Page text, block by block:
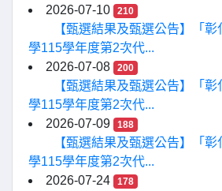
2026-07-10
210
【甄選結果及甄選公告】「
學115學年度第2次代...
2026-07-08
200
【甄選結果及甄選公告】「
學115學年度第2次代...
2026-07-09
188
【甄選結果及甄選公告】「
學115學年度第2次代...
2026-07-24
178